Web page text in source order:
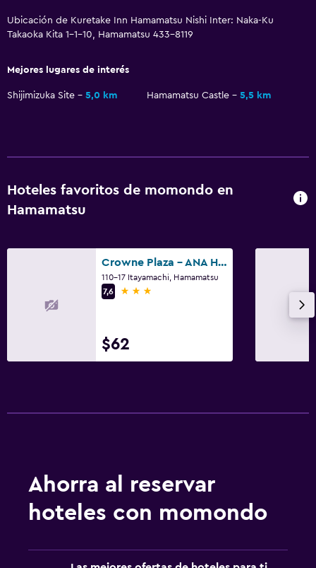
Lavandería
Habitación
Fax/fotocopiadora
Ubicación de Kuretake Inn Hamamatsu Nishi Inter: Naka-Ku
Takaoka Kita 1-1-10, Hamamatsu 433-8119
Mejores lugares de interés
Shijimizuka Site 5,0 km Hamamatsu Castle 5,5 km
Hoteles favoritos de momondo en
Hamamatsu
Crowne Plaza - ANA Hamamatsu by IHG
110-17 Itayamachi, Hamamatsu
7,6
3 estrellas
$62
Ahorra al reservar
hoteles con momondo